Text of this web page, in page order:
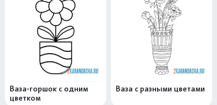
Ваза-горшок с одним
цветком
Ваза с разными цветами